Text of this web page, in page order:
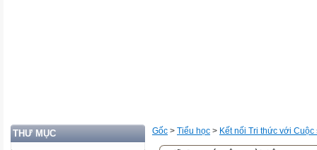
THƯ MỤC Gốc > Tiểu học > Kết nối Tri thức với Cuộc